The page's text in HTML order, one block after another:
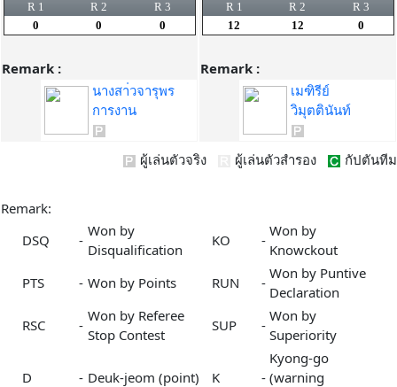
R 1 R 2
R 3
0
0 0
Remark :
นางสา่วจารุพร
การงาน
R 1 R 2
R 3
12
12 0
Remark :
เมฑิรีย์
วิมุตตินันท์
ผู้เล่นตัวจริง ผู้เล่นตัวสำรอง กัปตันทีม
Remark:
DSQ
-
Won by
Disqualification
KO -
Won by
Knowckout
PTS
- Won by Points RUN -
Won by Puntive
Declaration
RSC
-
Won by Referee
Stop Contest
SUP -
Won by
Superiority
D - Deuk-jeom (point) K -
Kyong-go
(warning